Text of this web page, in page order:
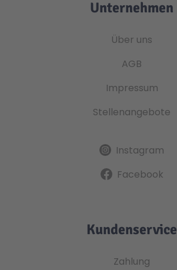
Unternehmen
Über uns
AGB
Impressum
Stellenangebote
Instagram
Facebook
Kundenservice
Zahlung